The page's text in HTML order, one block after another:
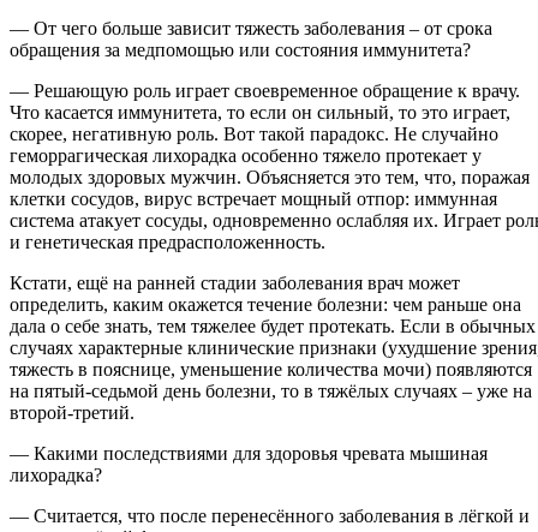
— От чего больше зависит тяжесть заболевания – от срока
обращения за медпомощью или состояния иммунитета?
— Решающую роль играет своевременное обращение к врачу.
Что касается иммунитета, то если он сильный, то это играет,
скорее, негативную роль. Вот такой парадокс. Не случайно
геморрагическая лихорадка особенно тяжело протекает у
молодых здоровых мужчин. Объясняется это тем, что, поражая
клетки сосудов, вирус встречает мощный отпор: иммунная
система атакует сосуды, одновременно ослабляя их. Играет
и генетическая предрасположенность.
Кстати, ещё на ранней стадии заболевания врач может
определить, каким окажется течение болезни: чем раньше она
дала о себе знать, тем тяжелее будет протекать. Если в обычных
случаях характерные клинические признаки (ухудшение
тяжесть в пояснице, уменьшение количества мочи) появляются
на пятый-седьмой день болезни, то в тяжёлых случаях – уже на
второй-третий.
— Какими последствиями для здоровья чревата мышиная
лихорадка?
— Считается, что после перенесённого заболевания в лёгкой и